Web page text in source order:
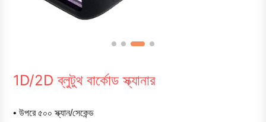
1D/2D ব্লুটুথ বার্কোড স্ক্যানার
• উপরে ৫০০ স্ক্যান/সেকেন্ড